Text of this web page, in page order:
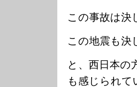
この事故は決
この地震も決
と、西日本の
も感じられ